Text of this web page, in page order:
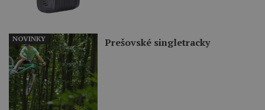
Prešovské singletracky
NOVINKY